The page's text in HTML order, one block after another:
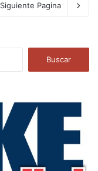
Siguiente Pagina
a